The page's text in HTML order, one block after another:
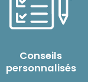
Conseils
personnalisés